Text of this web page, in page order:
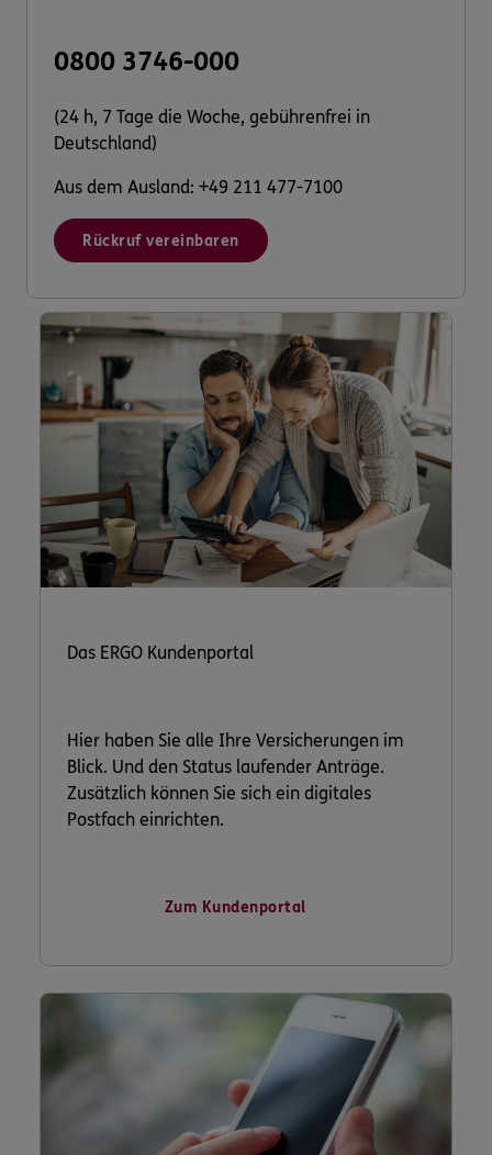
0800 3746-000
(24 h, 7 Tage die Woche, gebührenfrei in
Deutschland)
Aus dem Ausland: +49 211 477-7100
Rückruf vereinbaren
Das ERGO Kundenportal
Hier haben Sie alle Ihre Versicherungen im
Blick. Und den Status laufender Anträge.
Zusätzlich können Sie sich ein digitales
Postfach einrichten.
Zum Kundenportal